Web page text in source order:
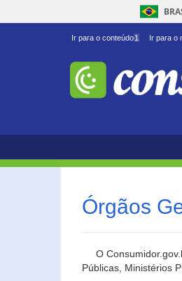
Ir para o conteúdo1 Ir para o
Órgãos
O
Públicas, Ministérios